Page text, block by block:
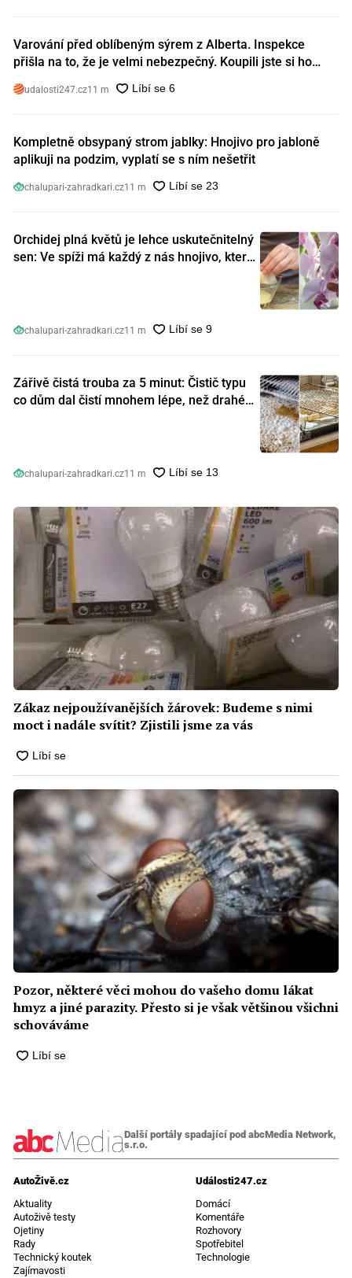
Varování před oblíbeným sýrem z Alberta. Inspekce
přišla na to, že je velmi nebezpečný. Koupili jste si ho
udalosti247.cz11 m
Kompletně obsypaný strom jablky: Hnojivo pro jabloně
aplikuji na podzim, vyplatí se s ním nešetřit
chalupari-zahradkari.cz11 m
Orchidej plná květů je lehce uskutečnitelný
sen: Ve spíži má každý z nás hnojivo, které
chalupari-zahradkari.cz11 m
Zářivě čistá trouba za 5 minut: Čistič typu
co dům dal čistí mnohem lépe, než drahé
chalupari-zahradkari.cz11 m
Zákaz nejpoužívanějších žárovek: Budeme s nimi
moct i nadále svítit? Zjistili jsme za vás
Pozor, některé věci mohou do vašeho domu lákat
hmyz a jiné parazity. Přesto si je však většinou všichni
schováváme
Další portály spadající pod abcMedia Network,
s.r.o.
AutoŽivě.cz
Aktuality
Autoživě testy
Ojetiny
Rady
Technický koutek
Zajímavosti
Události247.cz
Domácí
Komentáře
Rozhovory
Spotřebitel
Technologie